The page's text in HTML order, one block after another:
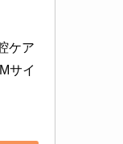
ケア
サイ